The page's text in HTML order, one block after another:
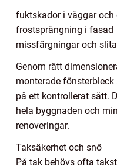
fuktskador i väggar och
frostsprängning i fasad
missfärgningar och
Genom rätt
monterade
på ett kontrollerat sätt.
hela byggnaden och
renoveringar.
Taksäkerhet och snö
På tak behövs ofta